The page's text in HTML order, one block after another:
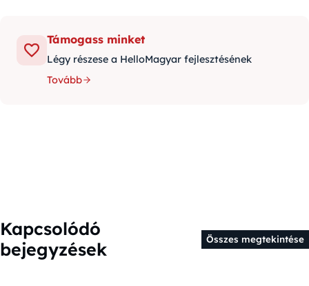
Támogass minket
Légy részese a HelloMagyar fejlesztésének
Tovább
Kapcsolódó
bejegyzések
Összes megtekintése